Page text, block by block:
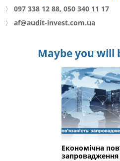
〉
097 338 12 88, 050 340 11 17
〉
af@audit-invest.com.ua
Maybe you will
Економічна